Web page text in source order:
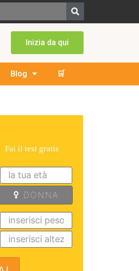
Inizia da qui
Blog 🛒
Fai il test gratis
DONNA